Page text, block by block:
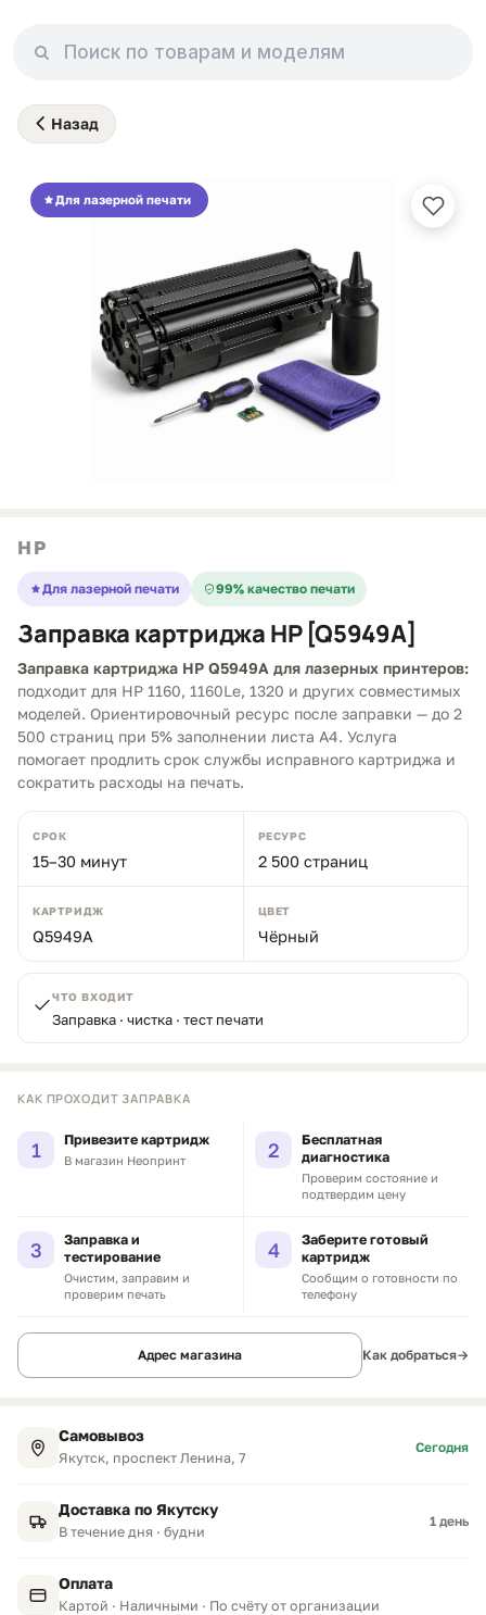
Назад
Для лазерной печати
HP
Для лазерной печати 99% качество печати
Заправка картриджа HP [Q5949A]
Заправка картриджа HP Q5949A для лазерных принтеров:
подходит для HP 1160, 1160Le, 1320 и других совместимых
моделей. Ориентировочный ресурс после заправки — до 2
500 страниц при 5% заполнении листа A4. Услуга
помогает продлить срок службы исправного картриджа и
сократить расходы на печать.
СРОК
15–30 минут
РЕСУРС
2 500 страниц
КАРТРИДЖ
Q5949A
ЦВЕТ
Чёрный
ЧТО ВХОДИТ
Заправка · чистка · тест печати
КАК ПРОХОДИТ ЗАПРАВКА
1 Привезите картридж
В магазин Неопринт 2
Бесплатная
диагностика
Проверим состояние и
подтвердим цену
3
Заправка и
тестирование
Очистим, заправим и
проверим печать
4
Заберите готовый
картридж
Сообщим о готовности по
телефону
Адрес магазина Как добраться→
Самовывоз
Якутск, проспект Ленина, 7
Сегодня
Доставка по Якутску
В течение дня · будни
1 день
Оплата
Картой · Наличными · По счёту от организации